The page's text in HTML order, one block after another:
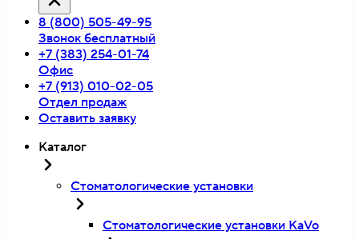
8 (800) 505-49-95
Звонок бесплатный
+7 (383) 254-01-74
Офис
+7 (913) 010-02-05
Отдел продаж
Оставить заявку
Каталог
Стоматологические установки
Стоматологические установки KaVo